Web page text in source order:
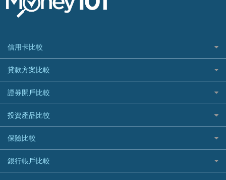
信用卡比較
信用卡情境類別推薦
所有信用卡
精選推薦
國內外現金回饋
繳稅優惠
航空哩程回饋
加油優惠
分期零利率優惠
貸款方案比較
快速線上貸款推薦
最完整貸款資訊一次看
繳稅貸款
貸款計算機
車貸計算機
精選貸款推薦
證券開戶比較
台股證券戶
美股證券戶
投資產品比較
機器人投資
加密貨幣
外幣定存
保險比較
住宅險
汽車保險
銀行帳戶比較